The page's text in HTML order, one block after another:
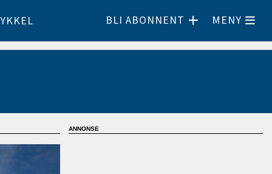
BLI ABONNENT MENY